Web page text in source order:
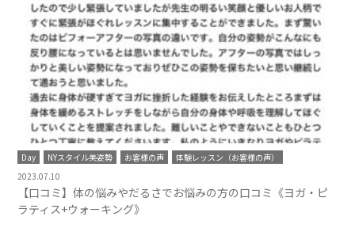
Day NYスタイル美姿勢 お客様の声
体験レッスン（お客様の声）
2023.07.10
【口コミ】体の悩みやだるさでお悩みの方の口コミ《ヨガ・ピ
ラティス+ウォーキング》